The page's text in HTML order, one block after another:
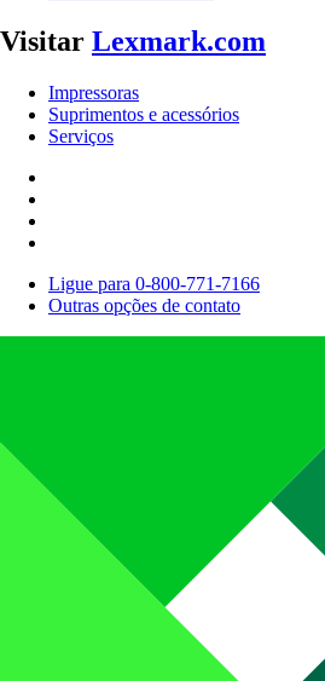
Visitar Lexmark.com
Impressoras
Suprimentos e acessórios
Serviços
Ligue para 0-800-771-7166
Outras opções de contato